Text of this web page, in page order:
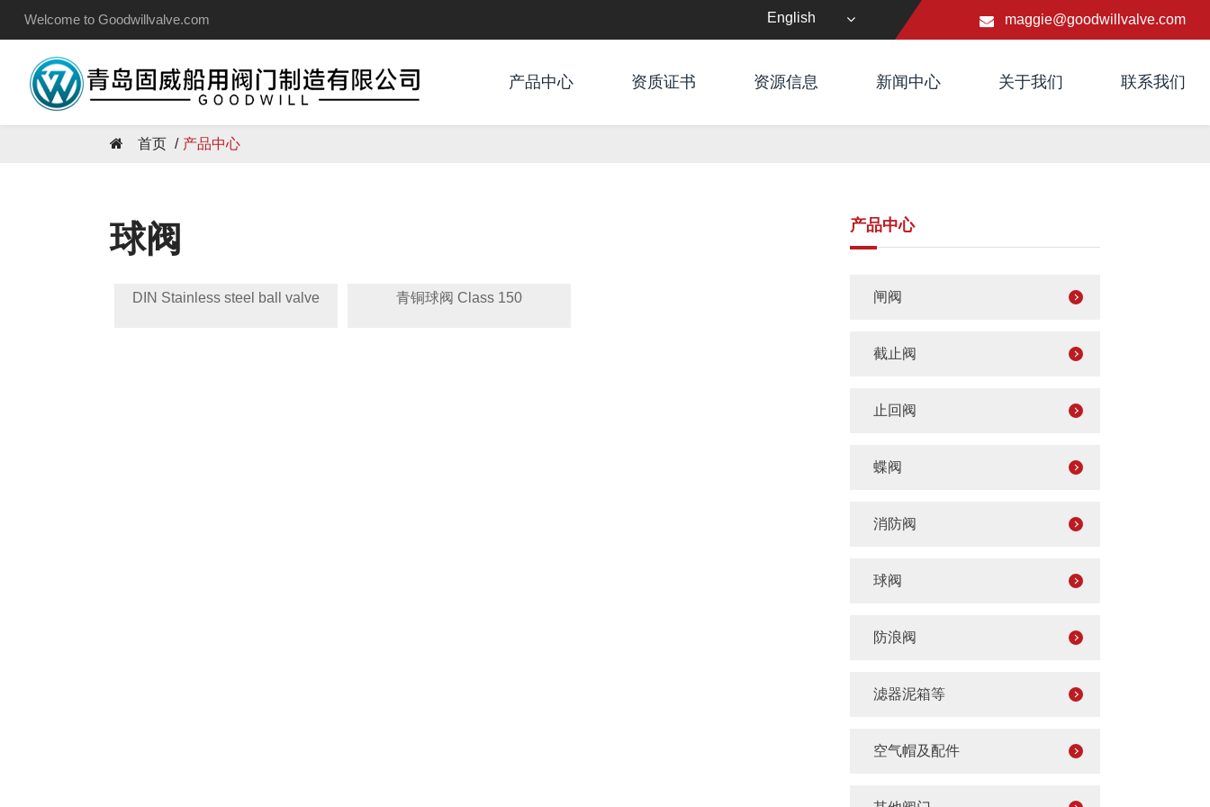
Welcome to Goodwillvalve.com English maggie@goodwillvalve.com
产品中心 资质证书 资源信息 新闻中心 关于我们 联系我们
首页 产品中心
球阀
DIN Stainless steel ball valve 青铜球阀 Class 150
产品中心
闸阀
截止阀
止回阀
蝶阀
消防阀
球阀
防浪阀
滤器泥箱等
空气帽及配件